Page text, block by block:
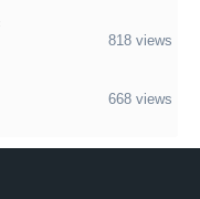
818 views
668 views